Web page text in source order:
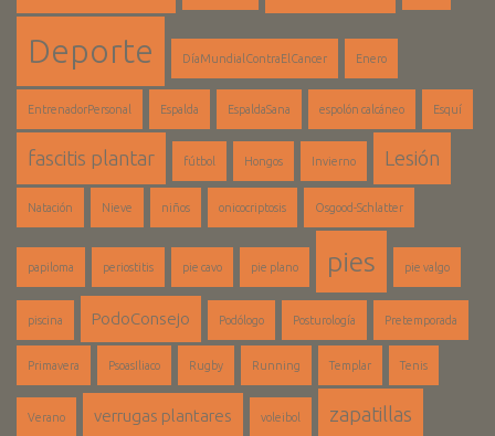
Deporte DíaMundialContraElCancer Enero
EntrenadorPersonal Espalda EspaldaSana espolón calcáneo Esquí
fascitis plantar fútbol Hongos Invierno Lesión
Natación Nieve niños onicocriptosis Osgood-Schlatter
papiloma periostitis pie cavo pie plano pies pie valgo
piscina PodoConsejo Podólogo Posturología Pretemporada
Primavera PsoasIliaco Rugby Running Templar Tenis
Verano verrugas plantares voleibol zapatillas